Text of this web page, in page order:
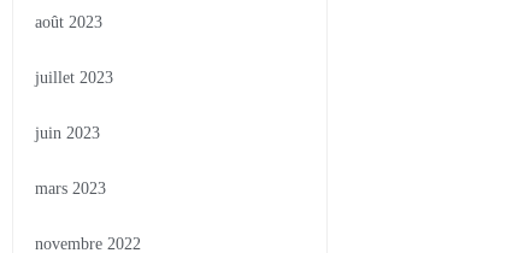
août 2023
juillet 2023
juin 2023
mars 2023
novembre 2022